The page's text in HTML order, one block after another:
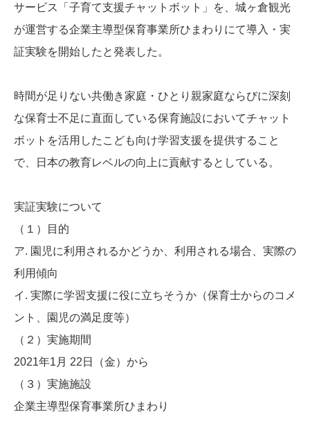
サービス「子育て支援チャットボット」を、城ヶ倉観光
が運営する企業主導型保育事業所ひまわりにて導入・実
証実験を開始したと発表した。
時間が足りない共働き家庭・ひとり親家庭ならびに深刻
な保育士不足に直面している保育施設においてチャット
ボットを活用したこども向け学習支援を提供すること
で、日本の教育レベルの向上に貢献するとしている。
実証実験について
（１）目的
ア. 園児に利用されるかどうか、利用される場合、実際の
利用傾向
イ. 実際に学習支援に役に立ちそうか（保育士からのコメ
ント、園児の満足度等）
（２）実施期間
2021年1月 22日（金）から
（３）実施施設
企業主導型保育事業所ひまわり